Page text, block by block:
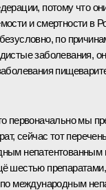
потому что
и смертности в
по
заболевания,
первоначально мы
сейчас тот
непатентованным
шестью препаратами,
по международным